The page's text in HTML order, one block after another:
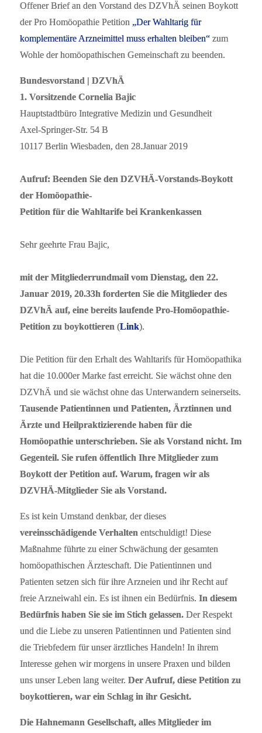
Offener Brief an den Vorstand des DZVhÄ seinen Boykott
der Pro Homöopathie Petition „Der Wahltarig für
komplementäre Arzneimittel muss erhalten bleiben“ zum
Wohle der homöopathischen Gemeinschaft zu beenden.
Bundesvorstand | DZVhÄ
1. Vorsitzende Cornelia Bajic
Hauptstadtbüro Integrative Medizin und Gesundheit
Axel-Springer-Str. 54 B
10117 Berlin Wiesbaden, den 28.Januar 2019
Aufruf: Beenden Sie den DZVHÄ-Vorstands-Boykott
der Homöopathie-
Petition für die Wahltarife bei Krankenkassen
Sehr geehrte Frau Bajic,
mit der Mitgliederrundmail vom Dienstag, den 22.
Januar 2019, 20.33h forderten Sie die Mitglieder des
DZVhÄ auf, eine bereits laufende Pro-Homöopathie-
Petition zu boykottieren (Link).
Die Petition für den Erhalt des Wahltarifs für Homöopathika
hat die 10.000er Marke fast erreicht. Sie wächst ohne den
DZVhÄ und sie wächst ohne das Unterwandern seinerseits.
Tausende Patientinnen und Patienten, Ärztinnen und
Ärzte und Heilpraktizierende haben für die
Homöopathie unterschrieben. Sie als Vorstand nicht. Im
Gegenteil. Sie rufen öffentlich Ihre Mitglieder zum
Boykott der Petition auf. Warum, fragen wir als
DZVHÄ-Mitglieder Sie als Vorstand.
Es ist kein Umstand denkbar, der dieses
vereinsschädigende Verhalten entschuldigt! Diese
Maßnahme führte zu einer Schwächung der gesamten
homöopathischen Ärzteschaft. Die Patientinnen und
Patienten setzen sich für ihre Arzneien und ihr Recht auf
freie Arzneiwahl ein. Es ist ihnen ein Bedürfnis. In diesem
Bedürfnis haben Sie sie im Stich gelassen. Der Respekt
und die Liebe zu unseren Patientinnen und Patienten sind
die Triebfedern für unser ärztliches Handeln! In ihrem
Interesse gehen wir morgens in unsere Praxen und bilden
uns unser Leben lang weiter. Der Aufruf, diese Petition zu
boykottieren, war ein Schlag in ihr Gesicht.
Die Hahnemann Gesellschaft, alles Mitglieder im